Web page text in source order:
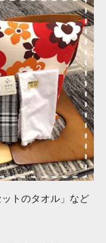
トのタオル」など